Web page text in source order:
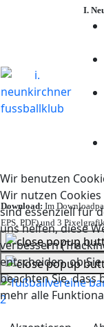
Wir benutzen
Wir nutzen
sind essenziell für
uns helfen, diese
verbessern
entscheiden, ob
beachten Sie,
mehr alle
I.
Download: Im
EPS, PDF) und 3